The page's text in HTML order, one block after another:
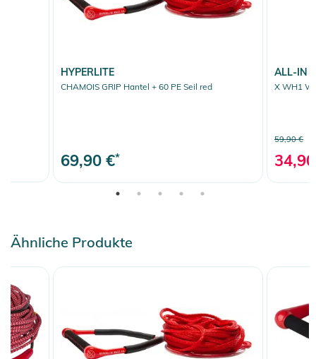
HYPERLITE
CHAMOIS GRIP Hantel + 60 PE Seil red
69,90 €*
ALL-IN
X WH1
59,90 €
Ähnliche Produkte